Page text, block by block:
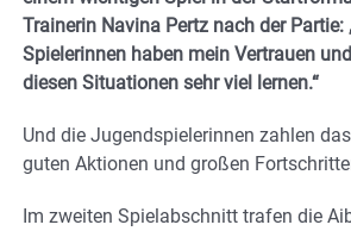
Trainerin Navina Pertz nach der Partie:
Spielerinnen haben mein Vertrauen
diesen Situationen sehr viel lernen.“
Und die Jugendspielerinnen zahlen
guten Aktionen und großen
Im zweiten Spielabschnitt trafen die